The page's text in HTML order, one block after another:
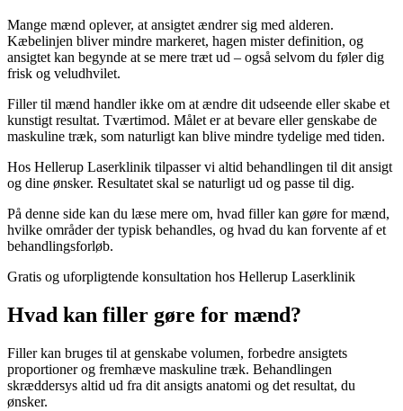
Mange mænd oplever, at ansigtet ændrer sig med alderen.
Kæbelinjen bliver mindre markeret, hagen mister definition, og
ansigtet kan begynde at se mere træt ud – også selvom du føler dig
frisk og veludhvilet.
Filler til mænd handler ikke om at ændre dit udseende eller skabe et
kunstigt resultat. Tværtimod. Målet er at bevare eller genskabe de
maskuline træk, som naturligt kan blive mindre tydelige med tiden.
Hos Hellerup Laserklinik tilpasser vi altid behandlingen til dit ansigt
og dine ønsker. Resultatet skal se naturligt ud og passe til dig.
På denne side kan du læse mere om, hvad filler kan gøre for mænd,
hvilke områder der typisk behandles, og hvad du kan forvente af et
behandlingsforløb.
Gratis og uforpligtende konsultation hos Hellerup Laserklinik
Hvad kan filler gøre for mænd?
Filler kan bruges til at genskabe volumen, forbedre ansigtets
proportioner og fremhæve maskuline træk. Behandlingen
skræddersys altid ud fra dit ansigts anatomi og det resultat, du
ønsker.